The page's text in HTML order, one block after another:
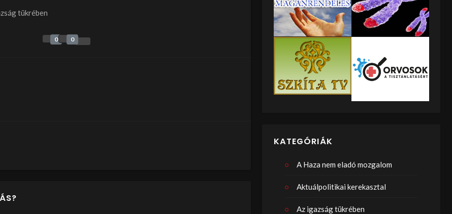
tükrében
0 0
KATEGÓRIÁK
A Haza nem eladó mozgalom
Aktuálpolitikai kerekasztal
Az igazság tükrében